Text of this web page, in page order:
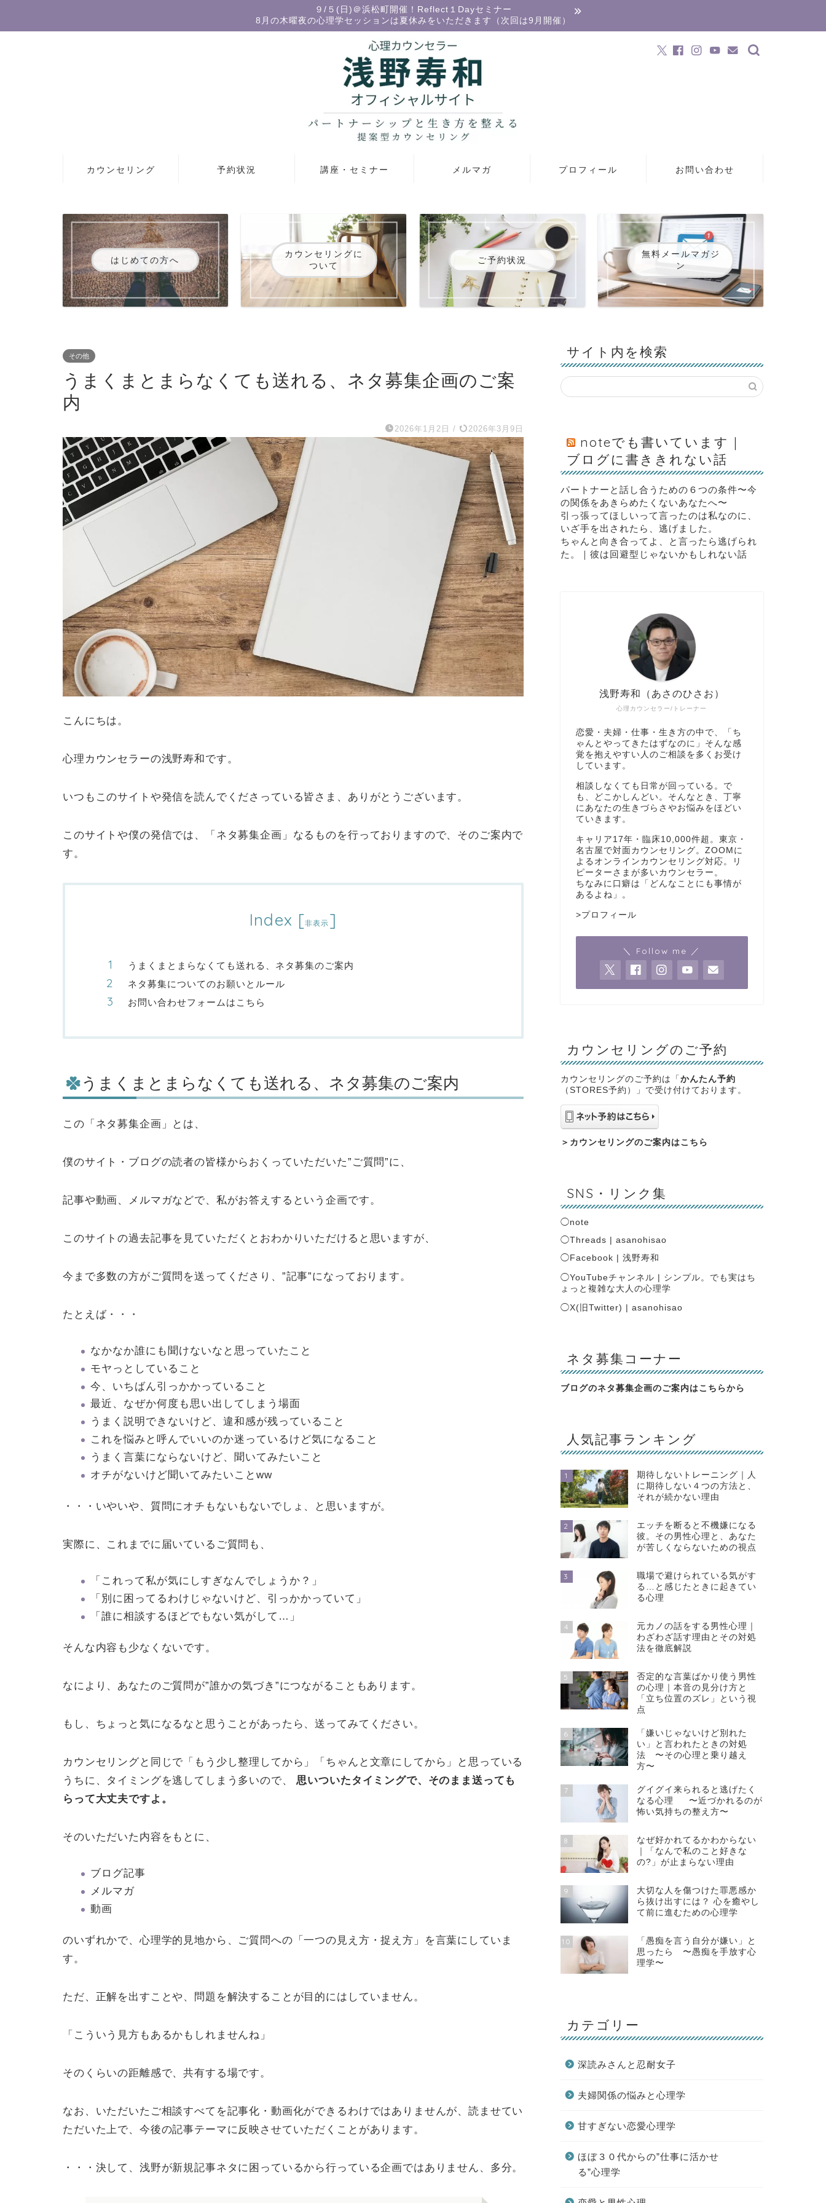
９/５(日)＠浜松町開催！Reflect１Dayセミナー
8月の木曜夜の心理学セッションは夏休みをいただきます（次回は9月開催）
カウンセリング 予約状況 講座・セミナー メルマガ プロフィール お問い合わせ
はじめての方へ
カウンセリングに
ついて
ご予約状況
無料メールマガジ
ン
その他
うまくまとまらなくても送れる、ネタ募集企画のご案
内
2026年1月2日 / 2026年3月9日
こんにちは。
心理カウンセラーの浅野寿和です。
いつもこのサイトや発信を読んでくださっている皆さま、ありがとうございます。
このサイトや僕の発信では、「ネタ募集企画」なるものを行っておりますので、そのご案内で
す。
Index [非表示 ]
うまくまとまらなくても送れる、ネタ募集のご案内
ネタ募集についてのお願いとルール
お問い合わせフォームはこちら
うまくまとまらなくても送れる、ネタ募集のご案内
この「ネタ募集企画」とは、
僕のサイト・ブログの読者の皆様からおくっていただいた”ご質問”に、
記事や動画、メルマガなどで、私がお答えするという企画です。
このサイトの過去記事を見ていただくとおわかりいただけると思いますが、
今まで多数の方がご質問を送ってくださり、”記事”になっております。
たとえば・・・
なかなか誰にも聞けないなと思っていたこと
モヤっとしていること
今、いちばん引っかかっていること
最近、なぜか何度も思い出してしまう場面
うまく説明できないけど、違和感が残っていること
これを悩みと呼んでいいのか迷っているけど気になること
うまく言葉にならないけど、聞いてみたいこと
オチがないけど聞いてみたいことww
・・・いやいや、質問にオチもないもないでしょ、と思いますが。
実際に、これまでに届いているご質問も、
「これって私が気にしすぎなんでしょうか？」
「別に困ってるわけじゃないけど、引っかかっていて」
「誰に相談するほどでもない気がして…」
そんな内容も少なくないです。
なにより、あなたのご質問が”誰かの気づき”につながることもあります。
もし、ちょっと気になるなと思うことがあったら、送ってみてください。
カウンセリングと同じで「もう少し整理してから」「ちゃんと文章にしてから」と思っている
うちに、タイミングを逃してしまう多いので、思いついたタイミングで、そのまま送っても
らって大丈夫ですよ。
そのいただいた内容をもとに、
ブログ記事
メルマガ
動画
のいずれかで、心理学的見地から、ご質問への「一つの見え方・捉え方」を言葉にしていま
す。
ただ、正解を出すことや、問題を解決することが目的にはしていません。
「こういう見方もあるかもしれませんね」
そのくらいの距離感で、共有する場です。
なお、いただいたご相談すべてを記事化・動画化ができるわけではありませんが、読ませてい
ただいた上で、今後の記事テーマに反映させていただくことがあります。
・・・決して、浅野が新規記事ネタに困っているから行っている企画ではありません、多分。
サイト内を検索
noteでも書いています｜
ブログに書ききれない話
パートナーと話し合うための６つの条件〜今
の関係をあきらめたくないあなたへ〜
引っ張ってほしいって言ったのは私なのに、
いざ手を出されたら、逃げました。
ちゃんと向き合ってよ、と言ったら逃げられ
た。｜彼は回避型じゃないかもしれない話
心理カウンセラー/トレーナー
浅野寿和（あさのひさお）
恋愛・夫婦・仕事・生き方の中で、「ち
ゃんとやってきたはずなのに」そんな感
覚を抱えやすい人のご相談を多くお受け
しています。
相談しなくても日常が回っている。で
も、どこかしんどい。そんなとき、丁寧
にあなたの生きづらさやお悩みをほどい
ていきます。
キャリア17年・臨床10,000件超。東京・
名古屋で対面カウンセリング。ZOOMに
よるオンラインカウンセリング対応。リ
ピーターさまが多いカウンセラー。
ちなみに口癖は「どんなことにも事情が
あるよね」。
>プロフィール
＼ Follow me ／
カウンセリングのご予約
カウンセリングのご予約は「 かんたん予約
（STORES予約）」で受け付けております。
＞ カウンセリングのご案内はこちら
SNS・リンク集
◯note
◯Threads | asanohisao
◯ Facebook | 浅野寿和
◯YouTubeチャンネル | シンプル。でも実はち
ょっと複雑な大人の心理学
◯X(旧Twitter) | asanohisao
ネタ募集コーナー
ブログのネタ募集企画のご案内はこちらから
人気記事ランキング
1
期待しないトレーニング｜人
に期待しない４つの方法と、
それが続かない理由
2
エッチを断ると不機嫌になる
彼。その男性心理と、あなた
が苦しくならないための視点
3
職場で避けられている気がす
る…と感じたときに起きてい
る心理
4
元カノの話をする男性心理｜
わざわざ話す理由とその対処
法を徹底解説
5
否定的な言葉ばかり使う男性
の心理｜本音の見分け方と
「立ち位置のズレ」という視
点
6
「嫌いじゃないけど別れた
い」と言われたときの対処
法 〜その心理と乗り越え
方〜
7
グイグイ来られると逃げたく
なる心理 〜近づかれるのが
怖い気持ちの整え方〜
8
なぜ好かれてるかわからない
｜「なんで私のこと好きな
の?」が止まらない理由
9
大切な人を傷つけた罪悪感か
ら抜け出すには？ 心を癒やし
て前に進むための心理学
10
「愚痴を言う自分が嫌い」と
思ったら 〜愚痴を手放す心
理学〜
カテゴリー
深読みさんと忍耐女子
夫婦関係の悩みと心理学
甘すぎない恋愛心理学
ほぼ３０代からの”仕事に活かせ
る”心理学